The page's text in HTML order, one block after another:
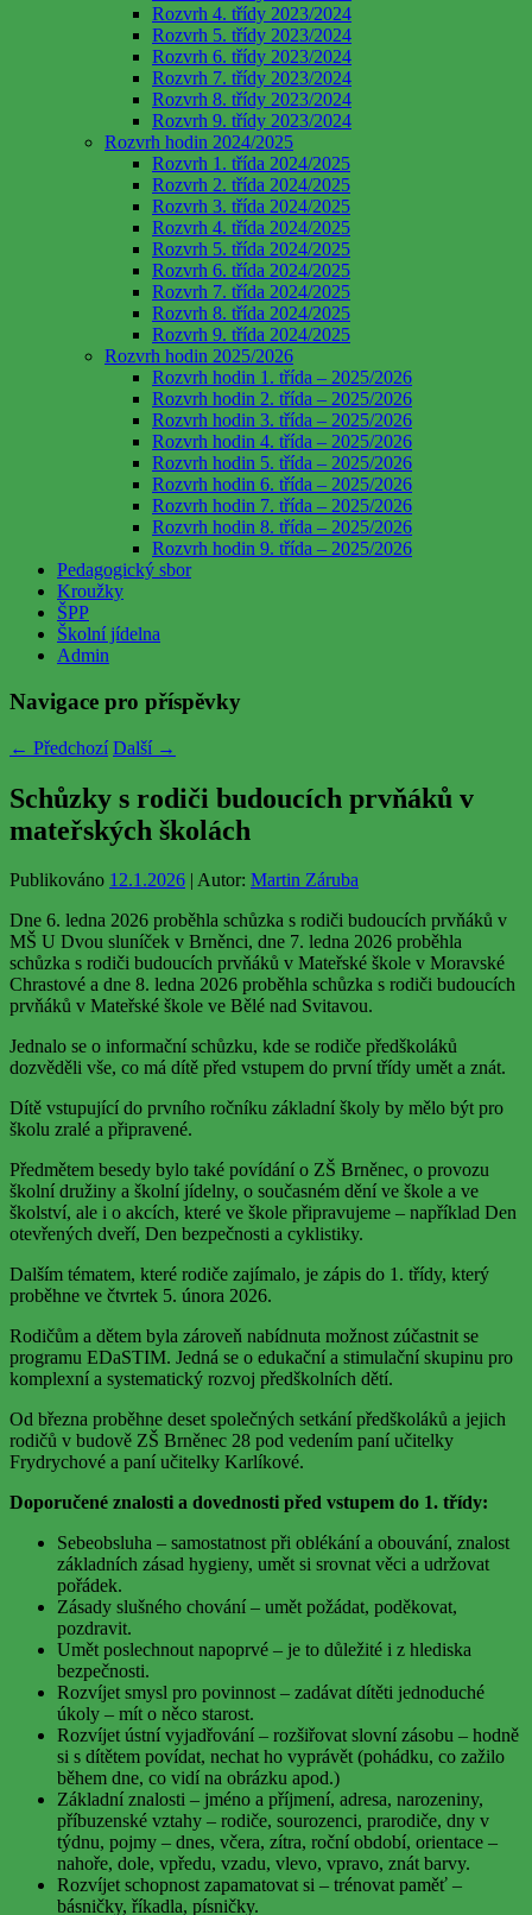
Rozvrh 4. třídy 2023/2024
Rozvrh 5. třídy 2023/2024
Rozvrh 6. třídy 2023/2024
Rozvrh 7. třídy 2023/2024
Rozvrh 8. třídy 2023/2024
Rozvrh 9. třídy 2023/2024
Rozvrh hodin 2024/2025
Rozvrh 1. třída 2024/2025
Rozvrh 2. třída 2024/2025
Rozvrh 3. třída 2024/2025
Rozvrh 4. třída 2024/2025
Rozvrh 5. třída 2024/2025
Rozvrh 6. třída 2024/2025
Rozvrh 7. třída 2024/2025
Rozvrh 8. třída 2024/2025
Rozvrh 9. třída 2024/2025
Rozvrh hodin 2025/2026
Rozvrh hodin 1. třída – 2025/2026
Rozvrh hodin 2. třída – 2025/2026
Rozvrh hodin 3. třída – 2025/2026
Rozvrh hodin 4. třída – 2025/2026
Rozvrh hodin 5. třída – 2025/2026
Rozvrh hodin 6. třída – 2025/2026
Rozvrh hodin 7. třída – 2025/2026
Rozvrh hodin 8. třída – 2025/2026
Rozvrh hodin 9. třída – 2025/2026
Pedagogický sbor
Kroužky
ŠPP
Školní jídelna
Admin
Navigace pro příspěvky
← Předchozí Další →
Schůzky s rodiči budoucích prvňáků v
mateřských školách
Publikováno 12.1.2026 | Autor: Martin Záruba
Dne 6. ledna 2026 proběhla schůzka s rodiči budoucích prvňáků v
MŠ U Dvou sluníček v Brněnci, dne 7. ledna 2026 proběhla
schůzka s rodiči budoucích prvňáků v Mateřské škole v Moravské
Chrastové a dne 8. ledna 2026 proběhla schůzka s rodiči budoucích
prvňáků v Mateřské škole ve Bělé nad Svitavou.
Jednalo se o informační schůzku, kde se rodiče předškoláků
dozvěděli vše, co má dítě před vstupem do první třídy umět a znát.
Dítě vstupující do prvního ročníku základní školy by mělo být pro
školu zralé a připravené.
Předmětem besedy bylo také povídání o ZŠ Brněnec, o provozu
školní družiny a školní jídelny, o současném dění ve škole a ve
školství, ale i o akcích, které ve škole připravujeme – například Den
otevřených dveří, Den bezpečnosti a cyklistiky.
Dalším tématem, které rodiče zajímalo, je zápis do 1. třídy, který
proběhne ve čtvrtek 5. února 2026.
Rodičům a dětem byla zároveň nabídnuta možnost zúčastnit se
programu EDaSTIM. Jedná se o edukační a stimulační skupinu pro
komplexní a systematický rozvoj předškolních dětí.
Od března proběhne deset společných setkání předškoláků a jejich
rodičů v budově ZŠ Brněnec 28 pod vedením paní učitelky
Frydrychové a paní učitelky Karlíkové.
Doporučené znalosti a dovednosti před vstupem do 1. třídy:
Sebeobsluha – samostatnost při oblékání a obouvání, znalost
základních zásad hygieny, umět si srovnat věci a udržovat
pořádek.
Zásady slušného chování – umět požádat, poděkovat,
pozdravit.
Umět poslechnout napoprvé – je to důležité i z hlediska
bezpečnosti.
Rozvíjet smysl pro povinnost – zadávat dítěti jednoduché
úkoly – mít o něco starost.
Rozvíjet ústní vyjadřování – rozšiřovat slovní zásobu – hodně
si s dítětem povídat, nechat ho vyprávět (pohádku, co zažilo
během dne, co vidí na obrázku apod.)
Základní znalosti – jméno a příjmení, adresa, narozeniny,
příbuzenské vztahy – rodiče, sourozenci, prarodiče, dny v
týdnu, pojmy – dnes, včera, zítra, roční období, orientace –
nahoře, dole, vpředu, vzadu, vlevo, vpravo, znát barvy.
Rozvíjet schopnost zapamatovat si – trénovat paměť –
básničky, říkadla, písničky.